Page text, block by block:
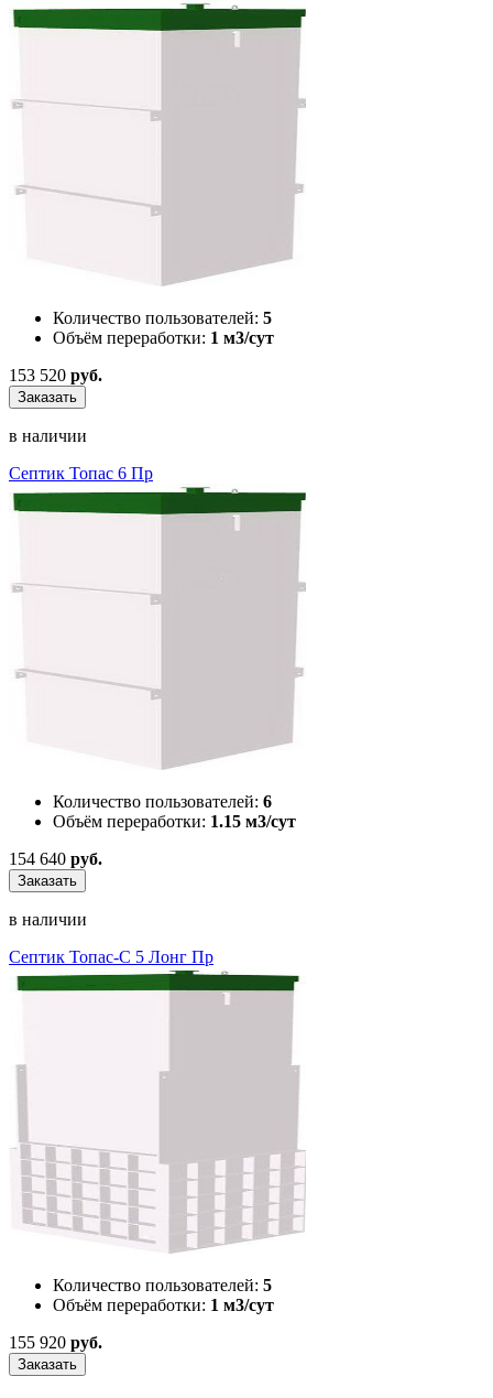
Количество пользователей: 5
Объём переработки: 1 м3/сут
153 520 руб.
Заказать
в наличии
Септик Топас 6 Пр
Количество пользователей: 6
Объём переработки: 1.15 м3/сут
154 640 руб.
Заказать
в наличии
Септик Топас-С 5 Лонг Пр
Количество пользователей: 5
Объём переработки: 1 м3/сут
155 920 руб.
Заказать